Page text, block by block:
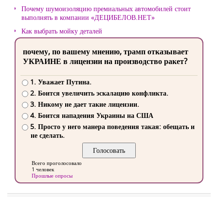
Почему шумоизоляцию премиальных автомобилей стоит
выполнять в компании «ДЕЦИБЕЛОВ.НЕТ»
Как выбрать мойку деталей
почему, по вашему мнению, трамп отказывает
УКРАИНЕ в лицензии на производство ракет?
1. Уважает Путина.
2. Боится увеличить эскалацию конфликта.
3. Никому не дает такие лицензии.
4. Боится нападения Украины на США
5. Просто у него манера поведения такая: обещать и
не сделать.
Всего проголосовало
1 человек
Прошлые опросы